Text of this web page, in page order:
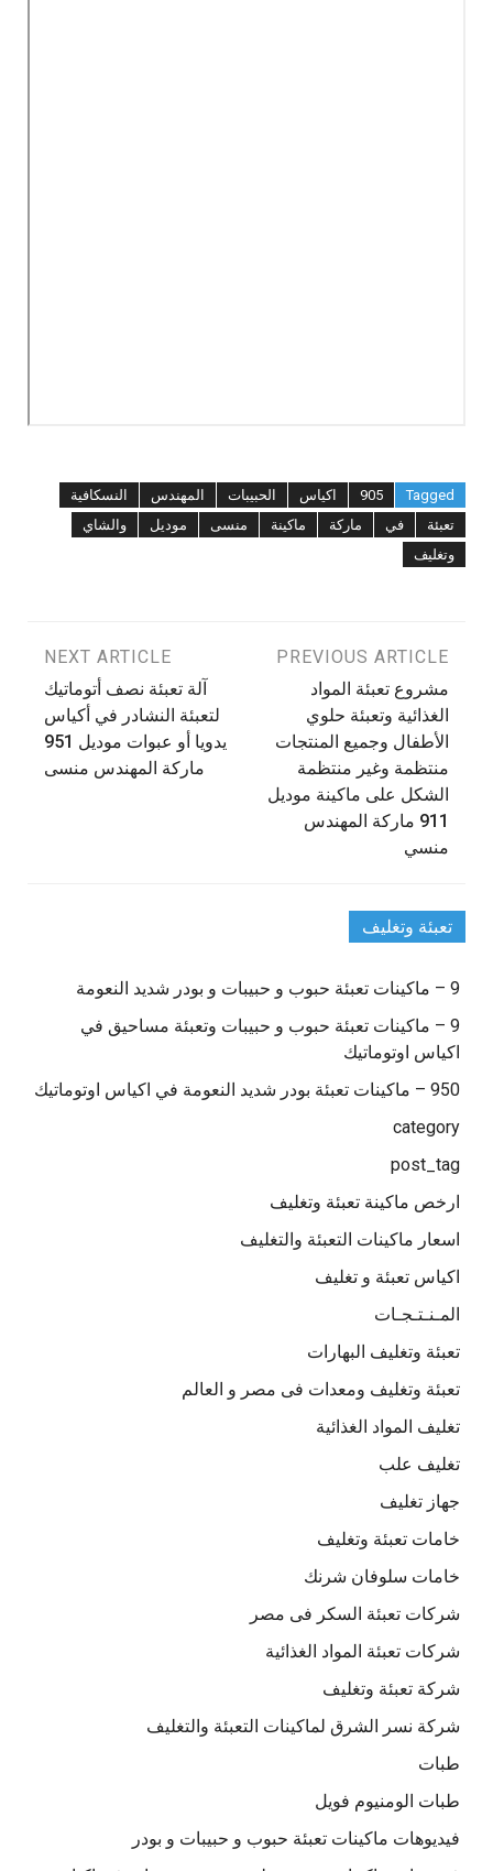
Tagged
905 اكياس الحبيبات المهندس
النسكافية
تعبئة
في ماركة ماكينة منسى موديل
والشاي
وتغليف
تصفّح
المقالات
PREVIOUS ARTICLE
مشروع تعبئة المواد
الغذائية وتعبئة حلوي
الأطفال وجميع المنتجات
منتظمة وغير منتظمة
الشكل على ماكينة موديل
911 ماركة المهندس
منسي
NEXT ARTICLE
‫آلة تعبئة نصف أتوماتيك
لتعبئة النشادر في أكياس
يدويا أو عبوات موديل 951
ماركة المهندس منسى
تعبئة وتغليف
9 – ماكينات تعبئة حبوب و حبيبات و بودر شديد النعومة
9 – ماكينات تعبئة حبوب و حبيبات وتعبئة مساحيق في
اكياس اوتوماتيك
950 – ماكينات تعبئة بودر شديد النعومة في اكياس اوتوماتيك
category
post_tag
ارخص ماكينة تعبئة وتغليف
اسعار ماكينات التعبئة والتغليف
اكياس تعبئة و تغليف
المـنـتـجـات
تعبئة وتغليف البهارات
تعبئة وتغليف ومعدات فى مصر و العالم
تغليف المواد الغذائية
تغليف علب
جهاز تغليف
خامات تعبئة وتغليف
خامات سلوفان شرنك
شركات تعبئة السكر فى مصر
شركات تعبئة المواد الغذائية
شركة تعبئة وتغليف
شركة نسر الشرق لماكينات التعبئة والتغليف
طبات
طبات الومنيوم فويل
فيديوهات ماكينات تعبئة حبوب و حبيبات و بودر